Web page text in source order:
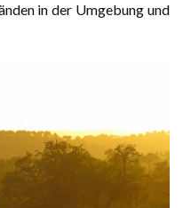
in der Umgebung und